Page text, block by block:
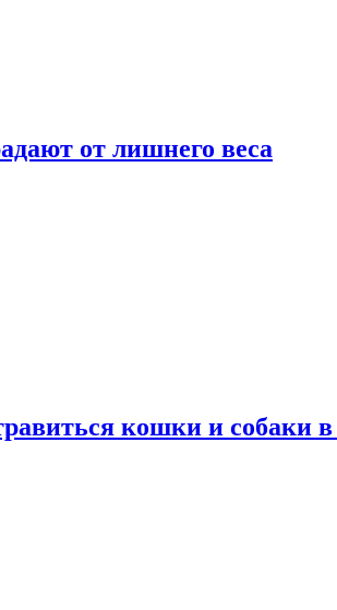
от лишнего веса
кошки и собаки